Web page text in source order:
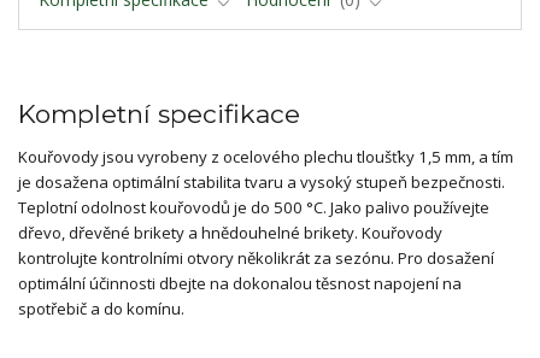
Kompletní specifikace
Kouřovody jsou vyrobeny z ocelového plechu tloušťky 1,5 mm, a tím
je dosažena optimální stabilita tvaru a vysoký stupeň bezpečnosti.
Teplotní odolnost kouřovodů je do 500 °C. Jako palivo používejte
dřevo, dřevěné brikety a hnědouhelné brikety. Kouřovody
kontrolujte kontrolními otvory několikrát za sezónu. Pro dosažení
optimální účinnosti dbejte na dokonalou těsnost napojení na
spotřebič a do komínu.